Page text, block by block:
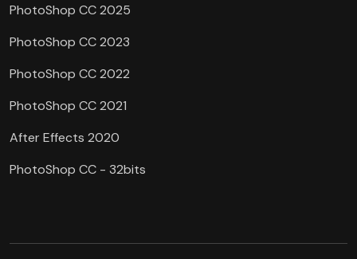
PhotoShop CC 2025
PhotoShop CC 2023
PhotoShop CC 2022
PhotoShop CC 2021
After Effects 2020
PhotoShop CC - 32bits